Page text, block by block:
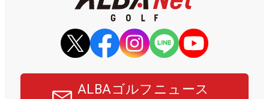
ALBAゴルフニュース